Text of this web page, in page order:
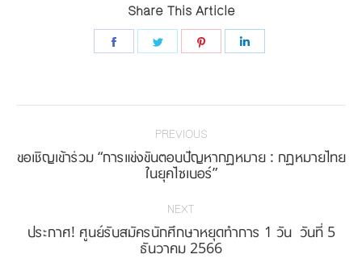
Share This Article
Share
Share
Share
PREVIOUS
Previous
post:
ขอเชิญเข้าร่วม “การแข่งขันตอบปัญหากฎหมาย : กฎหมายไทย
ในยุคไซเบอร์”
NEXT
Next
post:
ประกาศ! ศูนย์รับสมัครนักศึกษาหยุดทำการ 1 วัน วันที่ 5
ธันวาคม 2566